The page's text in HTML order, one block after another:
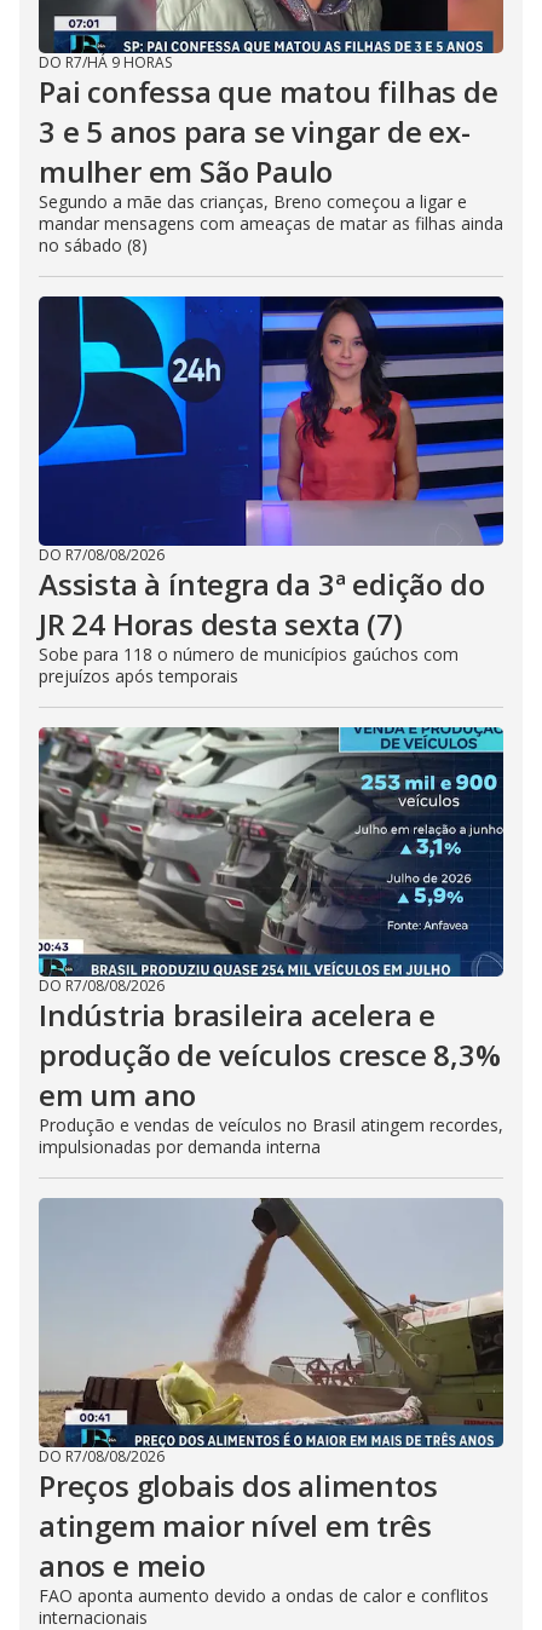
DO R7/HÁ 9 HORAS
Pai confessa que matou filhas de
3 e 5 anos para se vingar de ex-
mulher em São Paulo
Segundo a mãe das crianças, Breno começou a ligar e
mandar mensagens com ameaças de matar as filhas ainda
no sábado (8)
DO R7/08/08/2026
Assista à íntegra da 3ª edição do
JR 24 Horas desta sexta (7)
Sobe para 118 o número de municípios gaúchos com
prejuízos após temporais
DO R7/08/08/2026
Indústria brasileira acelera e
produção de veículos cresce 8,3%
em um ano
Produção e vendas de veículos no Brasil atingem recordes,
impulsionadas por demanda interna
DO R7/08/08/2026
Preços globais dos alimentos
atingem maior nível em três
anos e meio
FAO aponta aumento devido a ondas de calor e conflitos
internacionais